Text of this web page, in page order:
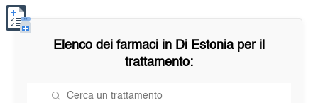
Elenco dei farmaci in Di Estoniaper il
trattamento: